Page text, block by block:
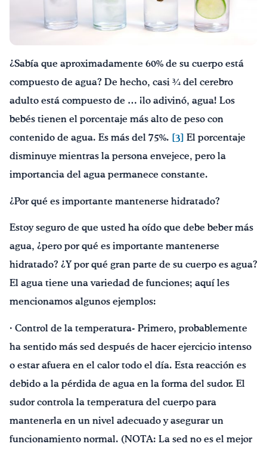
¡Bebe agua, Georgia!
English
¿Sabía que aproximadamente 60% de su cuerpo está
compuesto de agua? De hecho, casi ¾ del cerebro
adulto está compuesto de … ¡lo adivinó, agua! Los
bebés tienen el porcentaje más alto de peso con
contenido de agua. Es más del 75%. [3] El porcentaje
disminuye mientras la persona envejece, pero la
importancia del agua permanece constante.
¿Por qué es importante mantenerse hidratado?
Estoy seguro de que usted ha oído que debe beber más
agua, ¿pero por qué es importante mantenerse
hidratado? ¿Y por qué gran parte de su cuerpo es agua?
El agua tiene una variedad de funciones; aquí les
mencionamos algunos ejemplos:
· Control de la temperatura- Primero, probablemente
ha sentido más sed después de hacer ejercicio intenso
o estar afuera en el calor todo el día. Esta reacción es
debido a la pérdida de agua en la forma del sudor. El
sudor controla la temperatura del cuerpo para
mantenerla en un nivel adecuado y asegurar un
funcionamiento normal. (NOTA: La sed no es el mejor